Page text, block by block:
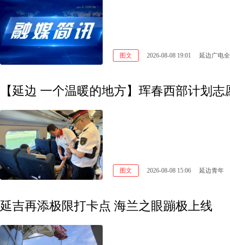
图文 2026-08-08 19:01 延边广电
【延边 一个温暖的地方】珲春西部计划
图文 2026-08-08 15:06 延边青年
延吉再添极限打卡点 海兰之眼蹦极上线